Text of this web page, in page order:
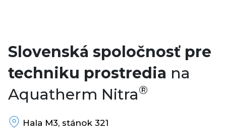
Slovenská spoločnosť pre
techniku prostredia na
Aquatherm Nitra®
Hala M3, stánok 321